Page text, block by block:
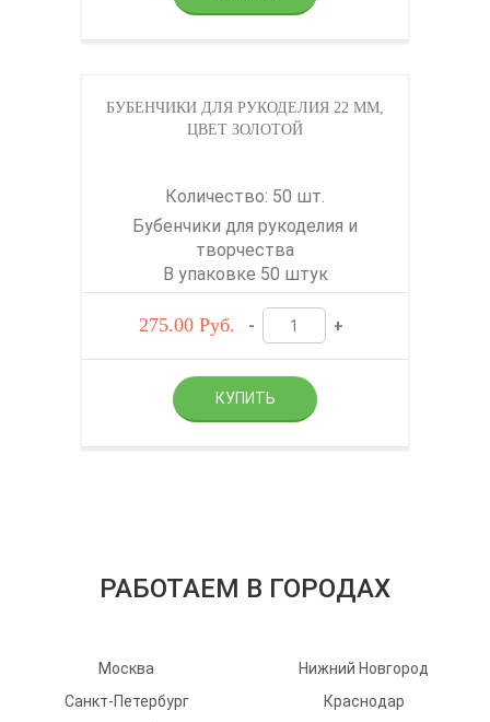
БУБЕНЧИКИ ДЛЯ РУКОДЕЛИЯ 22 ММ,
ЦВЕТ ЗОЛОТОЙ
Количество: 50 шт.
Бубенчики для рукоделия и
творчества
В упаковке 50 штук
275.00 Руб. - +
РАБОТАЕМ В ГОРОДАХ
Москва
Санкт-Петербург
Нижний Новгород
Краснодар